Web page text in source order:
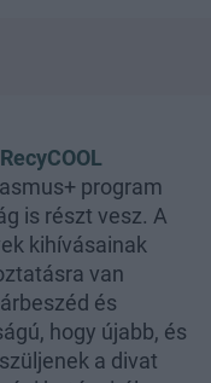
program
is részt vesz. A
kihívásainak
van
és
hogy újabb, és
a divat